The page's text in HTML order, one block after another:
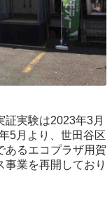
証実験は2023年3月
5月より、世田谷区
あるエコプラザ用賀
業を再開しており